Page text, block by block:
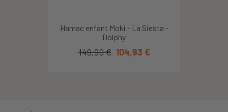
Hamac enfant Moki - La Siesta -
Dolphy
149,90 € 104,93 €